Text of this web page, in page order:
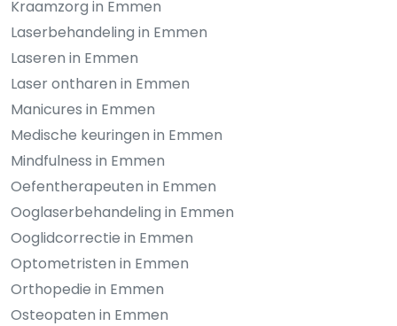
Kraamzorg in Emmen
Laserbehandeling in Emmen
Laseren in Emmen
Laser ontharen in Emmen
Manicures in Emmen
Medische keuringen in Emmen
Mindfulness in Emmen
Oefentherapeuten in Emmen
Ooglaserbehandeling in Emmen
Ooglidcorrectie in Emmen
Optometristen in Emmen
Orthopedie in Emmen
Osteopaten in Emmen